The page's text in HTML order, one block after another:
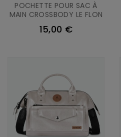
POCHETTE POUR SAC À
MAIN CROSSBODY LE FLON
15,00 €